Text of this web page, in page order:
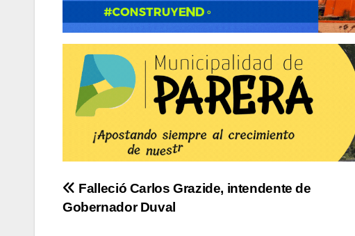
Navegación
Falleció Carlos Grazide, intendente de
Gobernador Duval